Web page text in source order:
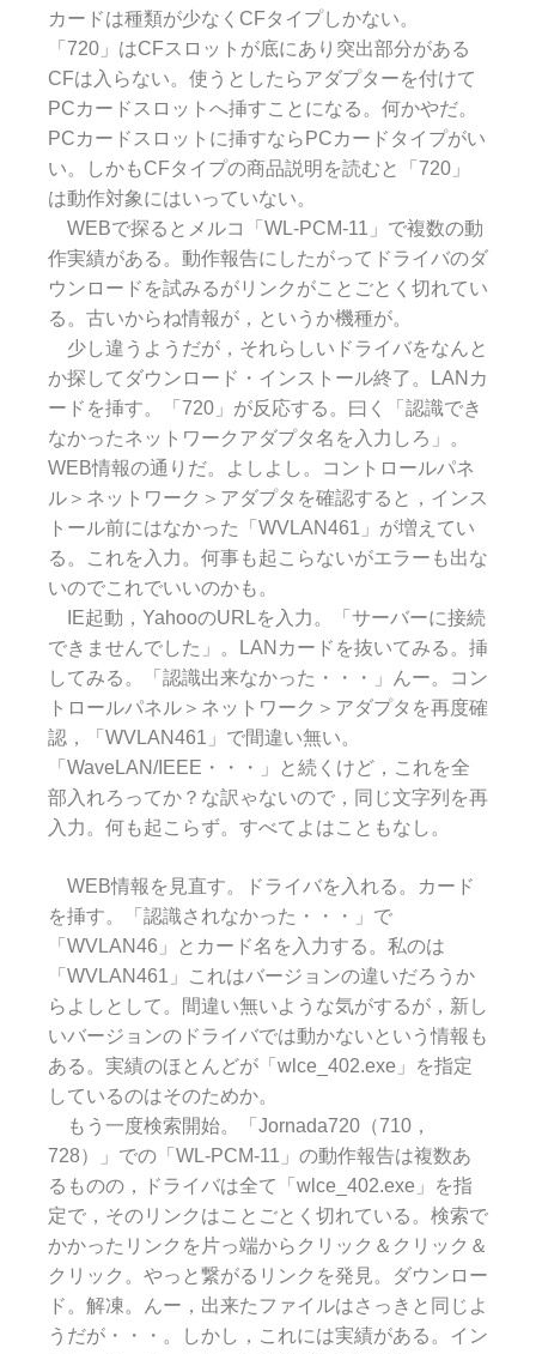
カードは種類が少なくCFタイプしかない。
「720」はCFスロットが底にあり突出部分がある
CFは入らない。使うとしたらアダプターを付けて
PCカードスロットへ挿すことになる。何かやだ。
PCカードスロットに挿すならPCカードタイプがい
い。しかもCFタイプの商品説明を読むと「720」
は動作対象にはいっていない。
WEBで探るとメルコ「WL-PCM-11」で複数の動
作実績がある。動作報告にしたがってドライバのダ
ウンロードを試みるがリンクがことごとく切れてい
る。古いからね情報が，というか機種が。
少し違うようだが，それらしいドライバをなんと
か探してダウンロード・インストール終了。LANカ
ードを挿す。「720」が反応する。曰く「認識でき
なかったネットワークアダプタ名を入力しろ」。
WEB情報の通りだ。よしよし。コントロールパネ
ル＞ネットワーク＞アダプタを確認すると，インス
トール前にはなかった「WVLAN461」が増えてい
る。これを入力。何事も起こらないがエラーも出な
いのでこれでいいのかも。
IE起動，YahooのURLを入力。「サーバーに接続
できませんでした」。LANカードを抜いてみる。挿
してみる。「認識出来なかった・・・」んー。コン
トロールパネル＞ネットワーク＞アダプタを再度確
認，「WVLAN461」で間違い無い。
「WaveLAN/IEEE・・・」と続くけど，これを全
部入れろってか？な訳ゃないので，同じ文字列を再
入力。何も起こらず。すべてよはこともなし。
WEB情報を見直す。ドライバを入れる。カード
を挿す。「認識されなかった・・・」で
「WVLAN46」とカード名を入力する。私のは
「WVLAN461」これはバージョンの違いだろうか
らよしとして。間違い無いような気がするが，新し
いバージョンのドライバでは動かないという情報も
ある。実績のほとんどが「wlce_402.exe」を指定
しているのはそのためか。
もう一度検索開始。「Jornada720（710，
728）」での「WL-PCM-11」の動作報告は複数あ
るものの，ドライバは全て「wlce_402.exe」を指
定で，そのリンクはことごとく切れている。検索で
かかったリンクを片っ端からクリック＆クリック＆
クリック。やっと繋がるリンクを発見。ダウンロー
ド。解凍。んー，出来たファイルはさっきと同じよ
うだが・・・。しかし，これには実績がある。イン